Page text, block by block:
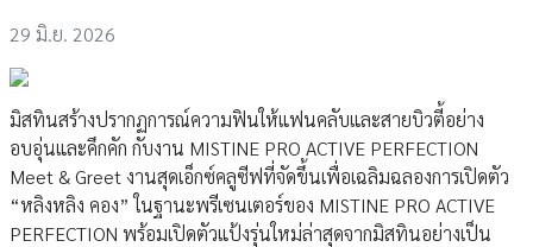
29 มิ.ย. 2026
มิสทินสร้างปรากฏการณ์ความฟินให้แฟนคลับและสายบิวตี้อย่าง
อบอุ่นและคึกคัก กับงาน MISTINE PRO ACTIVE PERFECTION
Meet & Greet งานสุดเอ็กซ์คลูซีฟที่จัดขึ้นเพื่อเฉลิมฉลองการเปิดตัว
“หลิงหลิง คอง” ในฐานะพรีเซนเตอร์ของ MISTINE PRO ACTIVE
PERFECTION พร้อมเปิดตัวแป้งรุ่นใหม่ล่าสุดจากมิสทินอย่างเป็น